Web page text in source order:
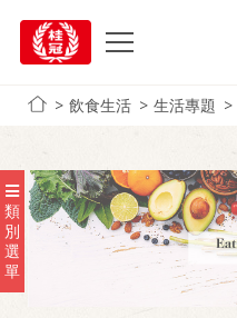
飲食生活 生活專題
類
別
選
單